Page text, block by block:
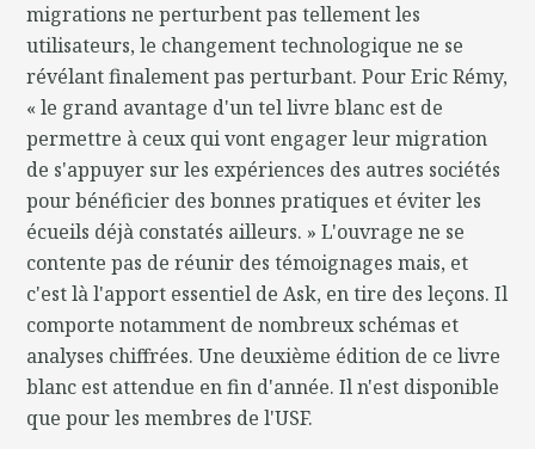
migrations ne perturbent pas tellement les
utilisateurs, le changement technologique ne se
révélant finalement pas perturbant. Pour Eric Rémy,
« le grand avantage d'un tel livre blanc est de
permettre à ceux qui vont engager leur migration
de s'appuyer sur les expériences des autres sociétés
pour bénéficier des bonnes pratiques et éviter les
écueils déjà constatés ailleurs. » L'ouvrage ne se
contente pas de réunir des témoignages mais, et
c'est là l'apport essentiel de Ask, en tire des leçons. Il
comporte notamment de nombreux schémas et
analyses chiffrées. Une deuxième édition de ce livre
blanc est attendue en fin d'année. Il n'est disponible
que pour les membres de l'USF.